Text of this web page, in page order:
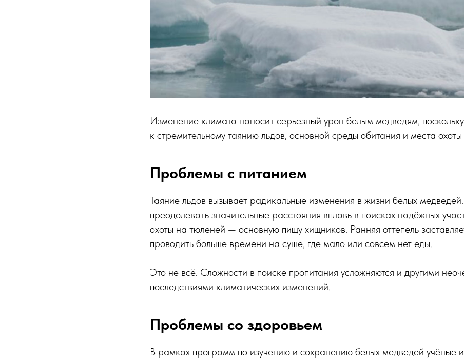
Изменение климата наносит серьезный урон белым медведям,
к стремительному таянию льдов, основной среды обитания и места
Проблемы с питанием
Таяние льдов вызывает радикальные изменения в жизни белых
преодолевать значительные расстояния вплавь в поисках надёжных
охоты на тюленей — основную пищу хищников. Ранняя оттепель
проводить больше времени на суше, где мало или совсем нет еды.
Это не всё. Сложности в поиске пропитания усложняются и другими
последствиями климатических изменений.
Проблемы со здоровьем
В рамках программ по изучению и сохранению белых медведей учёные